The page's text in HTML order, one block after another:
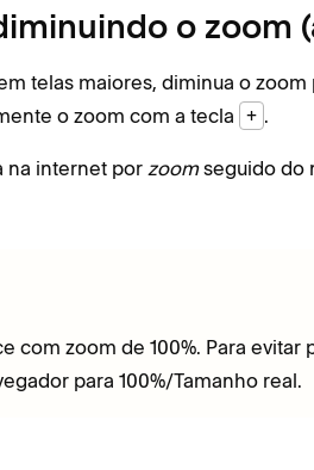
o zoom
telas maiores, diminua o
o zoom com a tecla + .
na internet porzoomseguido do
com zoom de 100%. Para evitar
para 100%/Tamanho real.